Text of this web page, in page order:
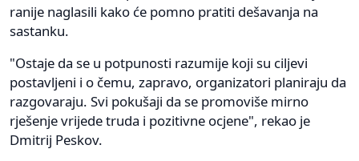
ranije naglasili kako će pomno pratiti dešavanja na
sastanku.
"Ostaje da se u potpunosti razumije koji su ciljevi
postavljeni i o čemu, zapravo, organizatori planiraju da
razgovaraju. Svi pokušaji da se promoviše mirno
rješenje vrijede truda i pozitivne ocjene", rekao je
Dmitrij Peskov.